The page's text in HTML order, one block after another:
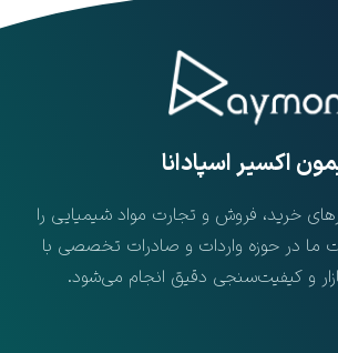
خرید، فروش و تجارت مواد شیمیایی را
ما در حوزه واردات و صادرات تخصصی با
و کیفیت‌سنجی دقیق انجام می‌شود.
اکسیر اسپادانا